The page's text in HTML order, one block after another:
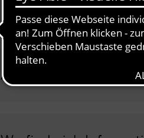
Können Fonds
Ab wann gelten die